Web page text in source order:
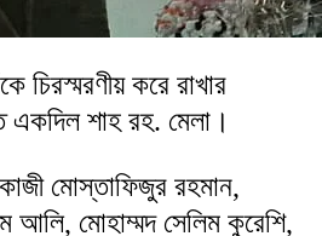
চিরস্মরণীয় করে রাখার
একদিল শাহ রহ. মেলা।
কাজী মোস্তাফিজুর রহমান,
আলি, মোহাম্মদ সেলিম কুরেশি,